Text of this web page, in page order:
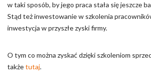
w taki sposób, by jego praca stała się jeszcze
Stąd też inwestowanie w szkolenia
inwestycja w przyszłe zyski firmy.
O tym co można zyskać dzięki szkoleniom
takżetutaj.